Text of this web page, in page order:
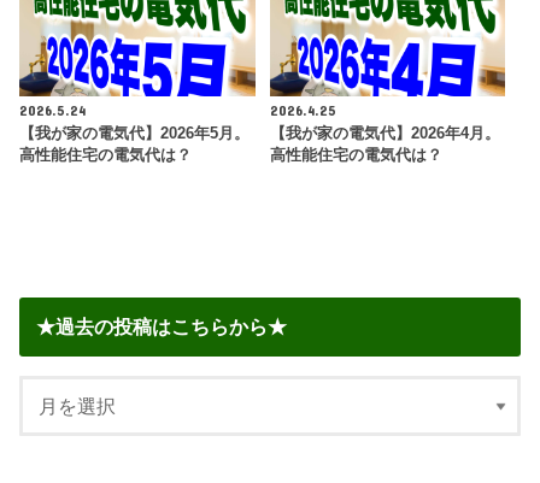
2026.5.24
【我が家の電気代】2026年5月。
高性能住宅の電気代は？
2026.4.25
【我が家の電気代】2026年4月。
高性能住宅の電気代は？
★過去の投稿はこちらから★